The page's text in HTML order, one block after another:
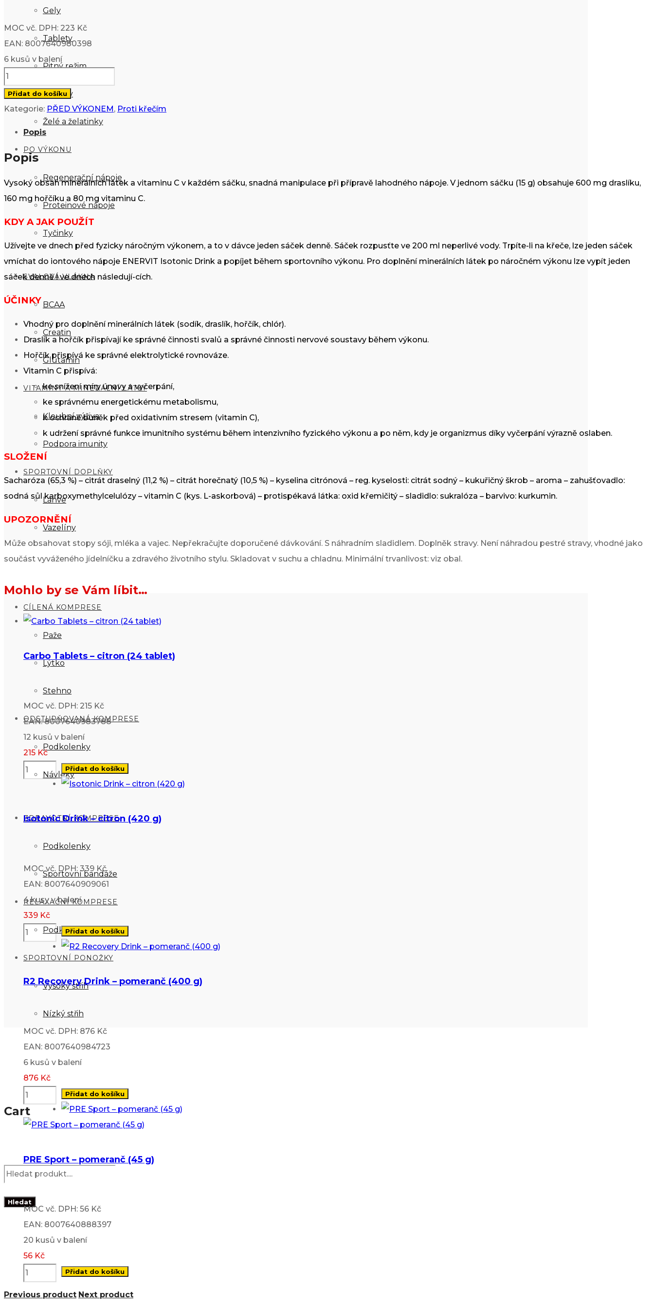
Gely
Tablety
Pitný režim
Tyčinky
Želé a želatinky
PO VÝKONU
Regenerační nápoje
Proteinové nápoje
Tyčinky
SVALOVÁ VLÁKNA
BCAA
Creatin
Glutamin
VITAMÍNY A MINERÁLNÍ LÁTKY
Kloubní výživa
Podpora imunity
SPORTOVNÍ DOPLŇKY
Láhve
Vazelíny
ROYAL BAY
CÍLENÁ KOMPRESE
Paže
Lýtko
Stehno
ODSTUPŇOVANÁ KOMPRESE
Podkolenky
Návleky
ZDRAVOTNÍ KOMPRESE
Podkolenky
Sportovní bandáže
RELAXAČNÍ KOMPRESE
Podkolenky
SPORTOVNÍ PONOŽKY
Vysoký střih
Nízký střih
0
Cart
Products
search
Hledat
MOC vč. DPH: 223 Kč
EAN: 8007640980398
6 kusů v balení
Magnesium
(10x
15
množství
Přidat do košíku
Kategorie: PŘED VÝKONEM , Proti křečím
Popis
Popis
Vysoký obsah minerálních látek a vitaminu C v každém sáčku, snadná manipulace při přípravě lahodného nápoje. V jednom sáčku (15 g) obsahuje 600 mg draslíku,
160 mg hořčíku a 80 mg vitaminu C.
KDY A JAK POUŽÍT
Užívejte ve dnech před fyzicky náročným výkonem, a to v dávce jeden sáček denně. Sáček rozpusťte ve 200 ml neperlivé vody. Trpíte-li na křeče, lze jeden sáček
vmíchat do iontového nápoje ENERVIT Isotonic Drink a popíjet během sportovního výkonu. Pro doplnění minerálních látek po náročném výkonu lze vypít jeden
sáček denně i ve dnech následují-cích.
ÚČINKY
Vhodný pro doplnění minerálních látek (sodík, draslík, hořčík, chlór).
Draslík a hořčík přispívají ke správné činnosti svalů a správné činnosti nervové soustavy během výkonu.
Hořčík přispívá ke správné elektrolytické rovnováze.
Vitamin C přispívá:
ke snížení míry únavy a vyčerpání,
ke správnému energetickému metabolismu,
k ochraně buněk před oxidativním stresem (vitamin C),
k udržení správné funkce imunitního systému během intenzivního fyzického výkonu a po něm, kdy je organizmus díky vyčerpání výrazně oslaben.
SLOŽENÍ
Sacharóza (65,3 %) – citrát draselný (11,2 %) – citrát horečnatý (10,5 %) – kyselina citrónová – reg. kyselosti: citrát sodný – kukuřičný škrob – aroma – zahušťovadlo:
sodná sůl karboxymethylcelulózy – vitamin C (kys. L-askorbová) – protispékavá látka: oxid křemičitý – sladidlo: sukralóza – barvivo: kurkumin.
UPOZORNĚNÍ
Může obsahovat stopy sóji, mléka a vajec. Nepřekračujte doporučené dávkování. S náhradním sladidlem. Doplněk stravy. Není náhradou pestré stravy, vhodné jako
součást vyváženého jídelníčku a zdravého životního stylu. Skladovat v suchu a chladnu. Minimální trvanlivost: viz obal.
Mohlo by se Vám líbit…
Carbo Tablets – citron (24 tablet)
MOC vč. DPH: 215 Kč
EAN: 8007640983788
12 kusů v balení
215 Kč
Přidat do košíku
Isotonic Drink – citron (420 g)
MOC vč. DPH: 339 Kč
EAN: 8007640909061
4 kusy v balení
339 Kč
Přidat do košíku
R2 Recovery Drink – pomeranč (400 g)
MOC vč. DPH: 876 Kč
EAN: 8007640984723
6 kusů v balení
876 Kč
Přidat do košíku
PRE Sport – pomeranč (45 g)
MOC vč. DPH: 56 Kč
EAN: 8007640888397
20 kusů v balení
56 Kč
Přidat do košíku
Previous product Next product